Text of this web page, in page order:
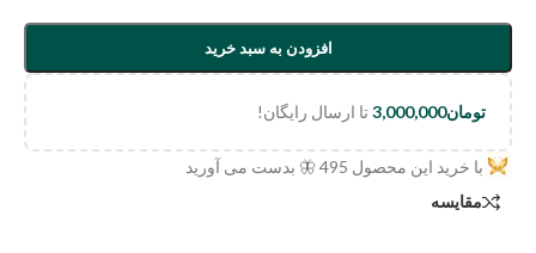
افزودن به سبد خرید
تومان3,000,000تا ارسال رایگان!
با خرید این محصول 495 🦋 بدست می آورید
مقایسه